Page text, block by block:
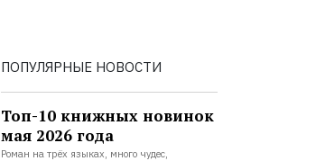
ПОПУЛЯРНЫЕ НОВОСТИ
Топ-10 книжных новинок
мая 2026 года
Роман на трёх языках, много чудес,